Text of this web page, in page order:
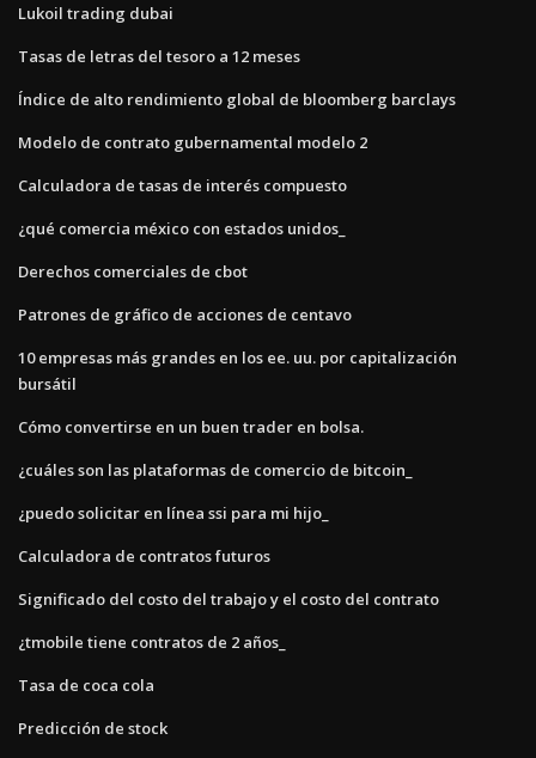
Lukoil trading dubai
Tasas de letras del tesoro a 12 meses
Índice de alto rendimiento global de bloomberg barclays
Modelo de contrato gubernamental modelo 2
Calculadora de tasas de interés compuesto
¿qué comercia méxico con estados unidos_
Derechos comerciales de cbot
Patrones de gráfico de acciones de centavo
10 empresas más grandes en los ee. uu. por capitalización
bursátil
Cómo convertirse en un buen trader en bolsa.
¿cuáles son las plataformas de comercio de bitcoin_
¿puedo solicitar en línea ssi para mi hijo_
Calculadora de contratos futuros
Significado del costo del trabajo y el costo del contrato
¿tmobile tiene contratos de 2 años_
Tasa de coca cola
Predicción de stock